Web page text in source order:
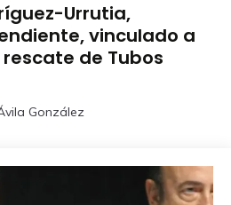
Urrutia,
vinculado a
de Tubos
González